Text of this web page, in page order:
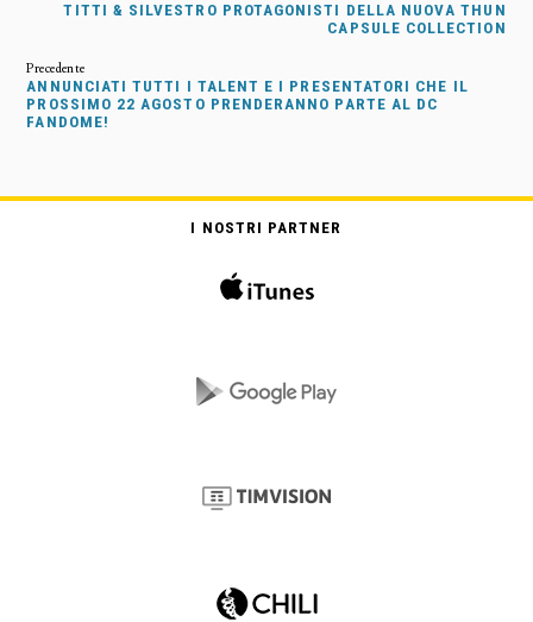
TITTI & SILVESTRO PROTAGONISTI DELLA NUOVA THUN
CAPSULE COLLECTION
ANNUNCIATI TUTTI I TALENT E I PRESENTATORI CHE IL
PROSSIMO 22 AGOSTO PRENDERANNO PARTE AL DC
FANDOME!
I NOSTRI PARTNER